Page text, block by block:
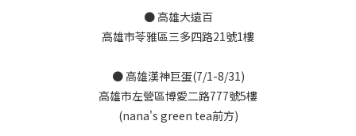
● 高雄大遠百
高雄市苓雅區三多四路21號1樓
● 高雄漢神巨蛋(7/1-8/31)
高雄市左營區博愛二路777號5樓
(nana's green tea前方)